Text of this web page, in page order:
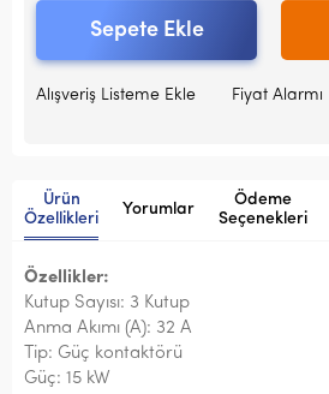
Sepete Ekle
Alışveriş Listeme Ekle Fiyat Alarmı
Ürün
Özellikleri
Yorumlar
Ödeme
Seçenekleri
Özellikler:
Kutup Sayısı: 3 Kutup
Anma Akımı (A): 32 A
Tip: Güç kontaktörü
Güç: 15 kW